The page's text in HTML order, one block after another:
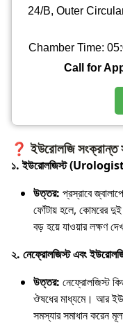
24/B, Outer
Chamber Time:
Call for
❓ ইউরোলজি সংক্রান্ত
১. ইউরোলজিস্ট
উত্তর: প্রস্রাবে
ফোঁটায় হলে, কোমরের দুই
বড় হয়ে যাওয়ার লক্ষণ
২. নেফ্রোলজিস্ট এবং
উত্তর: নেফ্রোলজিস্ট
ঔষধের মাধ্যমে। আর
সমস্যার সমাধান করেন